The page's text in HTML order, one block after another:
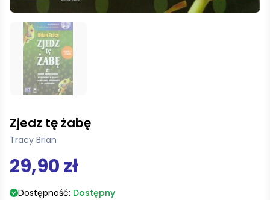
Zjedz tę żabę
Tracy Brian
29,90 zł
Dostępność: Dostępny